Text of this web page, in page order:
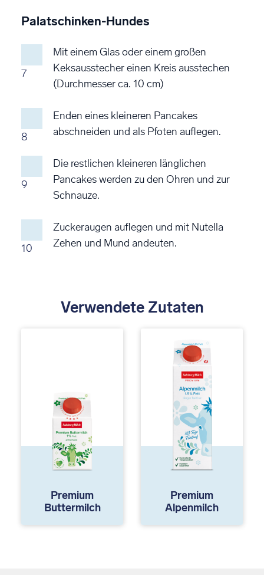
Palatschinken-Hundes
7
Mit einem Glas oder einem großen
Keksausstecher einen Kreis ausstechen
(Durchmesser ca. 10 cm)
8
Enden eines kleineren Pancakes
abschneiden und als Pfoten auflegen.
9
Die restlichen kleineren länglichen
Pancakes werden zu den Ohren und zur
Schnauze.
10
Zuckeraugen auflegen und mit Nutella
Zehen und Mund andeuten.
Verwendete Zutaten
Premium
Buttermilch
Premium
Alpenmilch